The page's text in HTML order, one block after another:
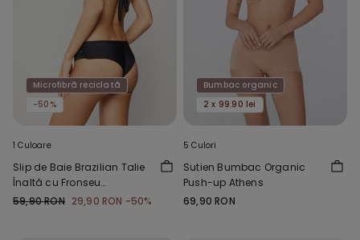
Microfibră reciclată
-50%
1 Culoare
Slip de Baie Brazilian Talie
Înaltă cu Fronseu
Microfibră Reciclată
59,90 RON 29,90 RON -50%
Bumbac organic
2 x 99.90 lei
5 Culori
Sutien Bumbac Organic
Push-up Athens
69,90 RON